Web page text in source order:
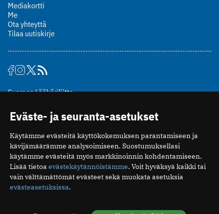
Mediakortti
Me
Ota yhteyttä
Tilaa uutiskirje
Suomen Lääkäriliitto
00510 Helsinki
puh. (09) 393 091
toimitus@potilaanlaakarilehti.fi
ISSN 2323-9476
Eväste- ja seuranta-asetukset
Käytämme evästeitä käyttökokemuksen parantamiseen ja
kävijämäärämme analysoimiseen. Suostumuksellasi
käytämme evästeitä myös markkinoinnin kohdentamiseen.
Lisää tietoa evästekäytännöistämme. Voit hyväksyä kaikki tai
vain välttämättömät evästeet sekä muokata asetuksia
evästeasetuksissa.